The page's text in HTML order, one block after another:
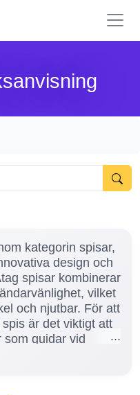
kategorin spisar,
design och
spisar kombinerar
vilket
och njutbar. För att
är det viktigt att
som guidar vid
felsökning. Vi